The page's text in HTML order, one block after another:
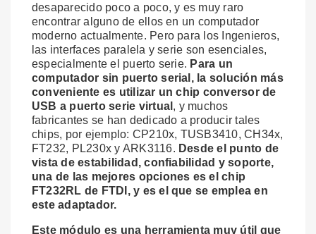
desaparecido poco a poco, y es muy raro
encontrar alguno de ellos en un computador
moderno actualmente. Pero para los Ingenieros,
las interfaces paralela y serie son esenciales,
especialmente el puerto serie. Para un
computador sin puerto serial, la solución más
conveniente es utilizar un chip conversor de
USB a puerto serie virtual , y muchos
fabricantes se han dedicado a producir tales
chips, por ejemplo: CP210x, TUSB3410, CH34x,
FT232, PL230x y ARK3116. Desde el punto de
vista de estabilidad, confiabilidad y soporte,
una de las mejores opciones es el chip
FT232RL de FTDI, y es el que se emplea en
este adaptador.
Este módulo es una herramienta muy útil que